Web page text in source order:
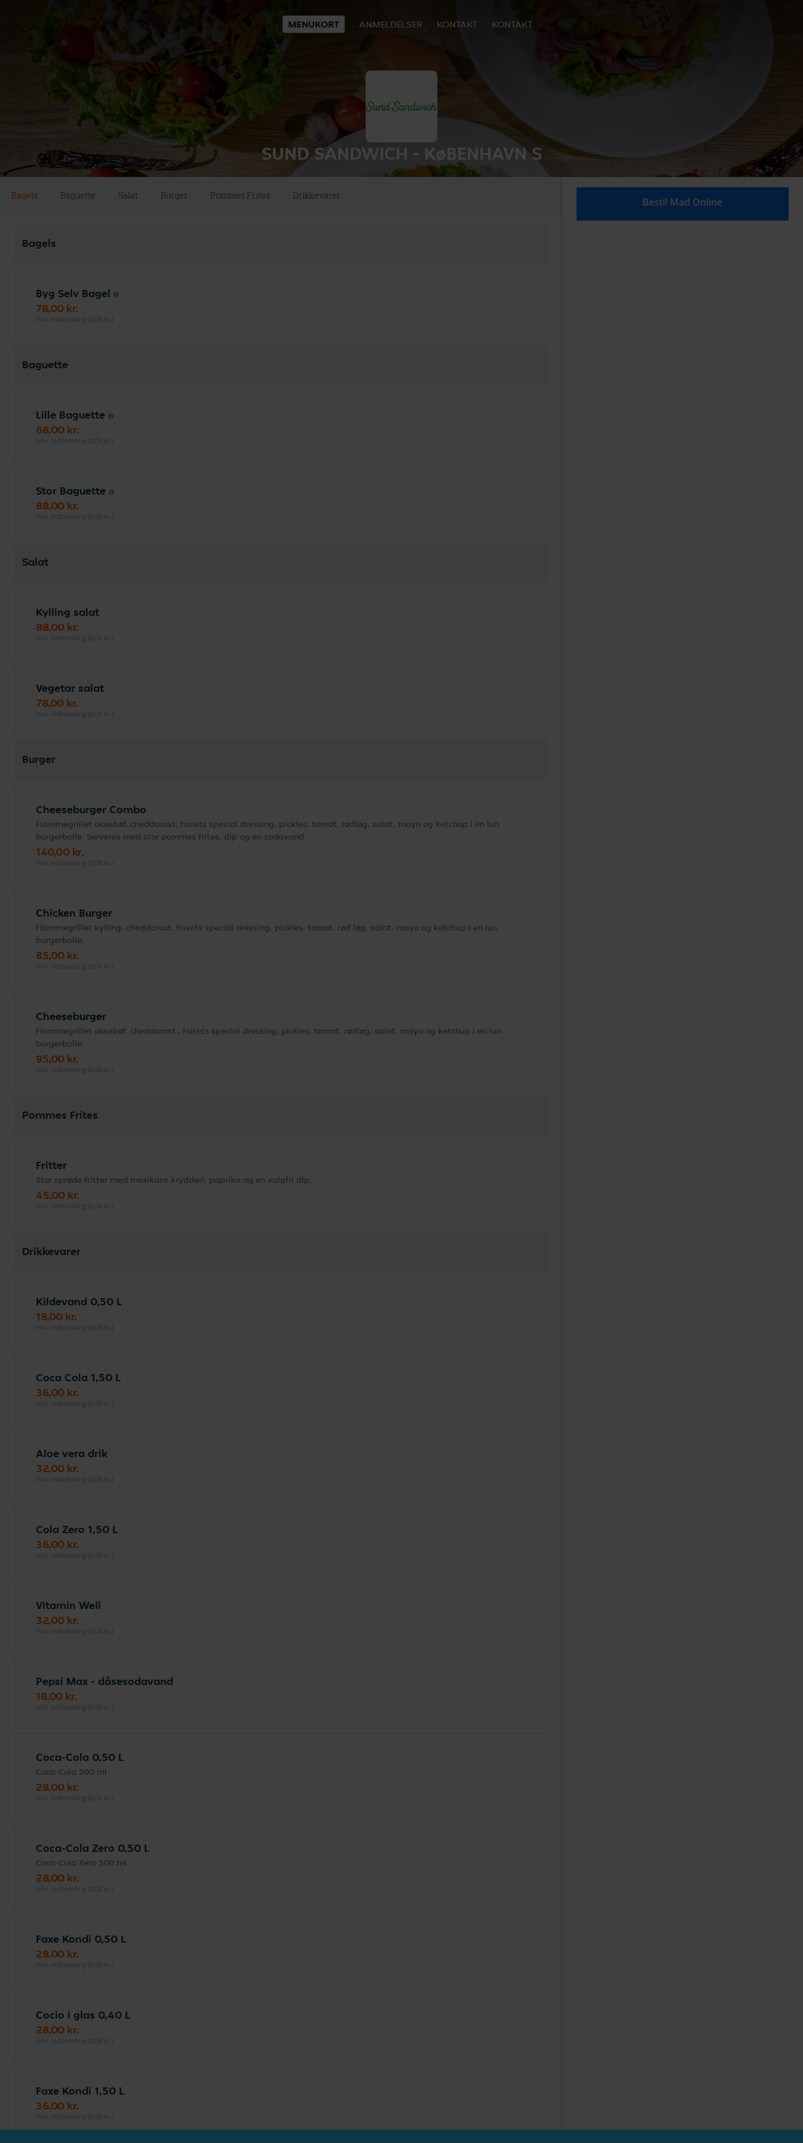
MENUKORT ANMELDELSER KONTAKT KONTAKT
SUND SANDWICH - KøBENHAVN S
Bagels Baguette Salat Burger Pommes Frites Drikkevarer
Bagels
Byg Selv Bagel
78,00 kr.
inkl. indbetaling (0,00 kr.)
Baguette
Lille Baguette
68,00 kr.
inkl. indbetaling (0,00 kr.)
Stor Baguette
88,00 kr.
inkl. indbetaling (0,00 kr.)
Salat
Kylling salat
88,00 kr.
inkl. indbetaling (0,00 kr.)
Vegetar salat
78,00 kr.
inkl. indbetaling (0,00 kr.)
Burger
Cheeseburger Combo
Flammegrillet oksebøf, cheddarost, husets special dressing, pickles, tomat, rødløg, salat, mayo og ketchup i en lun
burgerbolle. Serveres med stor pommes frites, dip og en sodavand.
140,00 kr.
inkl. indbetaling (0,00 kr.)
Chicken Burger
Flammegrillet kylling, cheddarost, husets special dressing, pickles, tomat, rød løg, salat, mayo og ketchup i en lun
burgerbolle.
85,00 kr.
inkl. indbetaling (0,00 kr.)
Cheeseburger
Flammegrillet oksebøf, cheddarost , husets special dressing, pickles, tomat, rødløg, salat, mayo og ketchup i en lun
burgerbolle.
95,00 kr.
inkl. indbetaling (0,00 kr.)
Pommes Frites
Fritter
Stor sprøde fritter med mexikans krydderi, paprika og en valgfri dip.
45,00 kr.
inkl. indbetaling (0,00 kr.)
Drikkevarer
Kildevand 0,50 L
18,00 kr.
inkl. indbetaling (0,00 kr.)
Coca Cola 1,50 L
36,00 kr.
inkl. indbetaling (0,00 kr.)
Aloe vera drik
32,00 kr.
inkl. indbetaling (0,00 kr.)
Cola Zero 1,50 L
36,00 kr.
inkl. indbetaling (0,00 kr.)
Vitamin Well
32,00 kr.
inkl. indbetaling (0,00 kr.)
Pepsi Max - dåsesodavand
18,00 kr.
inkl. indbetaling (0,00 kr.)
Coca-Cola 0,50 L
Coca-Cola 500 ml
28,00 kr.
inkl. indbetaling (0,00 kr.)
Coca-Cola Zero 0,50 L
Coca-Cola Zero 500 ml
28,00 kr.
inkl. indbetaling (0,00 kr.)
Faxe Kondi 0,50 L
28,00 kr.
inkl. indbetaling (0,00 kr.)
Cocio i glas 0,40 L
28,00 kr.
inkl. indbetaling (0,00 kr.)
Faxe Kondi 1,50 L
36,00 kr.
inkl. indbetaling (0,00 kr.)
Bestil Mad Online